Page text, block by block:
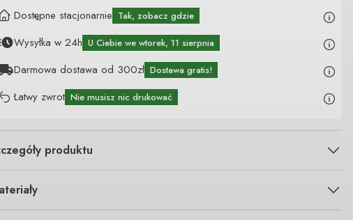
Dostępne stacjonarnie Tak, zobacz gdzie
Wysyłka w 24h U Ciebiewe wtorek, 11 sierpnia
Darmowa dostawa od 300zł Dostawa gratis!
Łatwy zwrot Nie musisz nic drukować
produktu